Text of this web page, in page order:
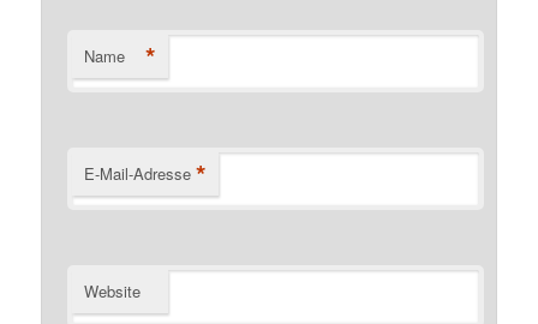
Name *
E-Mail-Adresse *
Website